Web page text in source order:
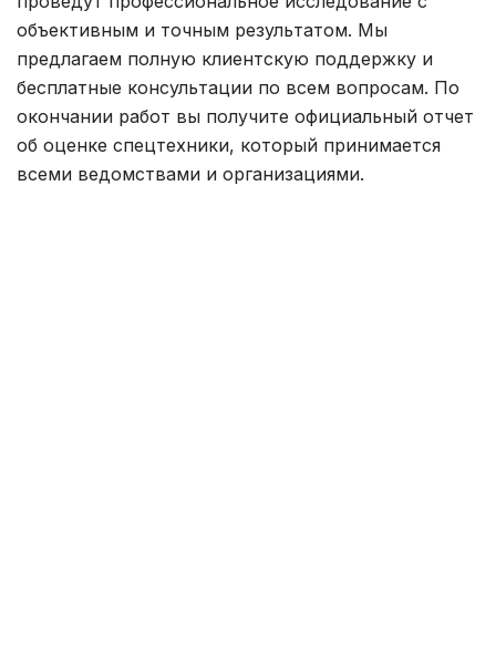
объективным и точным результатом. Мы
предлагаем полную клиентскую поддержку и
бесплатные консультации по всем вопросам. По
окончании работ вы получите официальный отчет
об оценке спецтехники, который принимается
всеми ведомствами и организациями.